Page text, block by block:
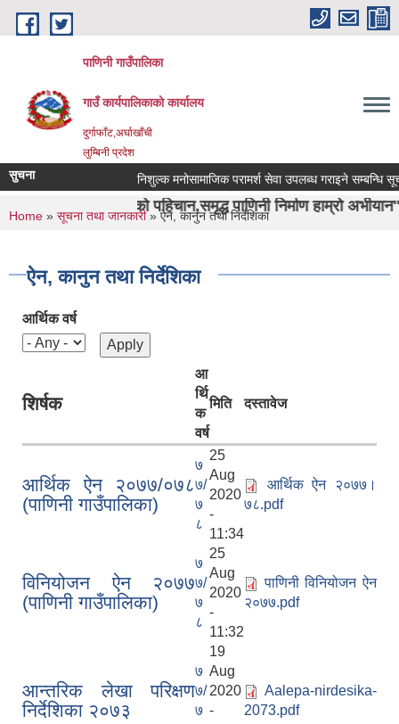
Skip to main content
पाणिनी गाउँपालिका
गाउँ कार्यपालिकाको कार्यालय
दुर्गाफाँट,अर्घाखाँची
लुम्बिनी प्रदेश
ऋषिको पहिचान,समृद्ध पाणिनी निर्माण हाम्रो अभीयान"।
सुचना निशुल्क मनोसामाजिक परामर्श सेवा उपलब्ध गराइने सम्बन्धि सूचना ।
You are here
Home » सूचना तथा जानकारी» ऐन, कानुन तथा निर्देशिका
ऐन, कानुन तथा निर्देशिका
आर्थिक वर्ष
शिर्षक
आ
र्थि
क
वर्ष
मिति दस्तावेज
आर्थिक ऐन २०७७/०७८
(पाणिनी गाउँपालिका)
७
७/
७
८
25
Aug
2020
-
11:34
आर्थिक ऐन २०७७।
७८.pdf
विनियोजन ऐन २०७७
(पाणिनी गाउँपालिका)
७
७/
७
८
25
Aug
2020
-
11:32
पाणिनी विनियोजन ऐन
२०७७.pdf
आन्तरिक लेखा परिक्षण
निर्देशिका २०७३
७
७/
७
19
Aug
2020
-
Aalepa-nirdesika-
2073.pdf